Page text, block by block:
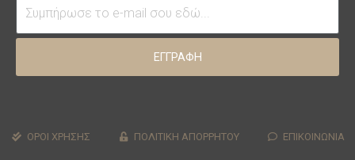
ΕΓΓΡΑΦΗ
ΟΡΟΙ ΧΡΗΣΗΣ ΠΟΛΙΤΙΚΗ ΑΠΟΡΡΗΤΟΥ ΕΠΙΚΟΙΝΩΝΙΑ